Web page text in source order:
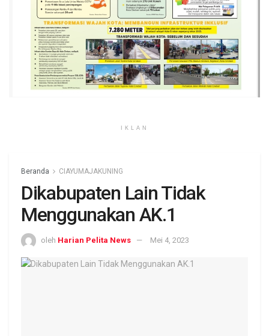
IKLAN
Beranda CIAYUMAJAKUNING
Dikabupaten Lain Tidak
Menggunakan AK.1
oleh Harian Pelita News Mei 4, 2023